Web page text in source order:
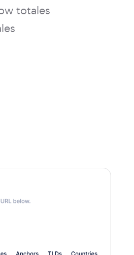
totales